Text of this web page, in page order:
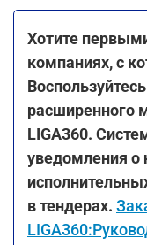
Хотите
компаниях, с
расширенного
LIGA360.
уведомления о
в тендерах.